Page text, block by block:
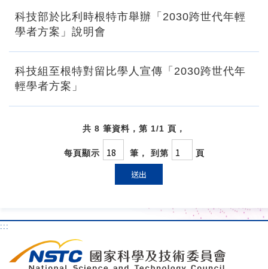
科技部於比利時根特市舉辦「2030跨世代年輕
學者方案」說明會
科技組至根特對留比學人宣傳「2030跨世代年
輕學者方案」
共 8 筆資料，第 1/1 頁，
每頁顯示 筆， 到第 頁
送出
:::